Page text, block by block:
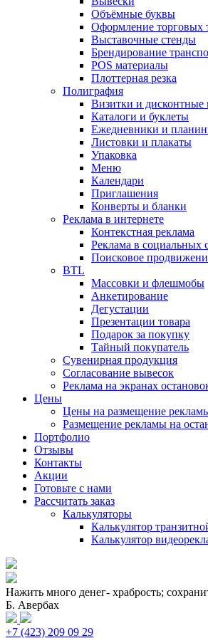
Объёмные буквы
Оформление торговых
Выставочные стенды
Брендирование
POS материалы
Плоттерная резка
Полиграфия
Визитки и дисконтные
Каталоги и буклеты
Ежедневники и
Листовки и плакаты
Упаковка
Меню
Календари
Приглашения
Конверты и бланки
Реклама в интернете
Контекстная реклама
Реклама в социальных
Поисковое
BTL
Массовки и флешмобы
Анкетирование
Дегустации
Презентации товара
Подарок за покупку
Тайный покупатель
Сувенирная продукция
Согласование вывесок
Реклама на экранах
Цены
Цены на размещение
Размещение рекламы на
Портфолио
Отзывы
Контакты
Акции
Готовьте с нами
Рассчитать заказ
Калькуляторы
Калькулятор
Калькулятор
Нажить много денег- храбрость;
Б. Авербах
+7 (423) 209 09 29